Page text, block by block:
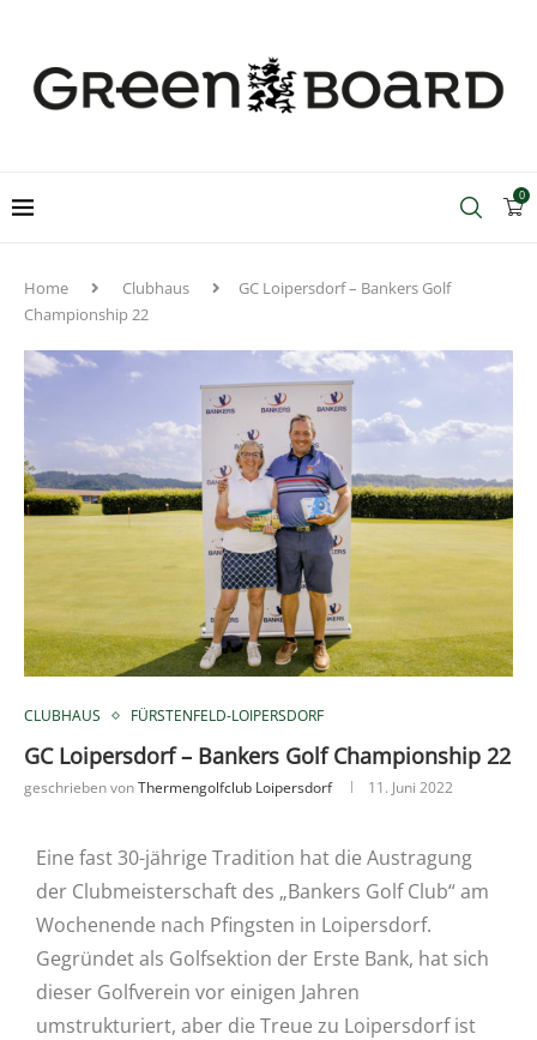
0
Home Clubhaus
GC Loipersdorf – Bankers Golf
Championship 22
CLUBHAUS FÜRSTENFELD-LOIPERSDORF
GC Loipersdorf – Bankers Golf Championship 22
geschrieben vonThermengolfclub Loipersdorf 11. Juni 2022
Eine fast 30-jährige Tradition hat die Austragung
der Clubmeisterschaft des „Bankers Golf Club“ am
Wochenende nach Pfingsten in Loipersdorf.
Gegründet als Golfsektion der Erste Bank, hat sich
dieser Golfverein vor einigen Jahren
umstrukturiert, aber die Treue zu Loipersdorf ist